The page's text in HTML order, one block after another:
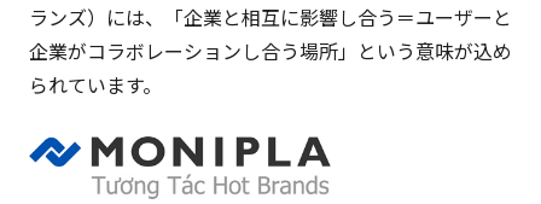
ランズ）には、「企業と相互に影響し合う＝ユーザーと
企業がコラボレーションし合う場所」という意味が込め
られています。